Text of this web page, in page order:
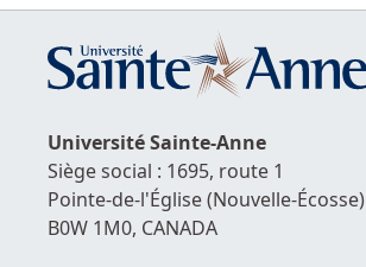
UniversitéSainte-Anne
Siège social : 1695, route 1
Pointe-de-l'Église(Nouvelle-Écosse)
B0W 1M0, CANADA